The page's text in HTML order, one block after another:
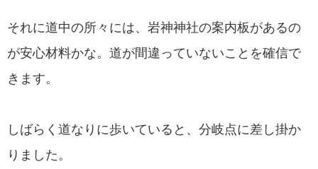
それに道中の所々には、岩神神社の案内板があるの
が安心材料かな。道が間違っていないことを確信で
きます。
しばらく道なりに歩いていると、分岐点に差し掛か
りました。